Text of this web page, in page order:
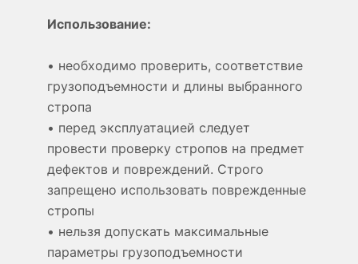
Использование:
• необходимо проверить, соответствие
грузоподъемности и длины выбранного
стропа
• перед эксплуатацией следует
провести проверку стропов на предмет
дефектов и повреждений. Строго
запрещено использовать поврежденные
стропы
• нельзя допускать максимальные
параметры грузоподъемности